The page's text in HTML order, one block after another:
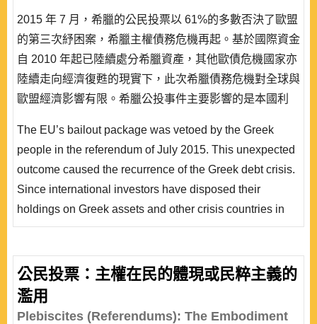
2015 年 7 月，希臘的公民投票以 61%的多數否決了歐盟
的第三次紓困案，希臘主權債務危機再起。基於國際資金
自 2010 年起已陸續處分希臘資產，其他歐債危機國家亦
陸續走向經濟復甦的現實下，此次希臘債務危機對全球與
歐盟經濟影響有限。希臘公投事件主要影響的是本國利
經濟成長，同時賠上了僅存的政府信譽與國際信任。從希
臘是歐債危機國家中唯一被紓困三次、債務減少一 半、
The EU’s bailout package was vetoed by the Greek
people in the referendum of July 2015. This unexpected
outcome caused the recurrence of the Greek debt crisis.
Since international investors have disposed their
holdings on Greek assets and other crisis countries in
the eurozone have been recovering from the European
on the world and EU economies this time. What this
referendum event has affected most was its own national
公民投票：主權在民的體現或民粹主義的
濫用
Plebiscites (Referendums): The Embodiment